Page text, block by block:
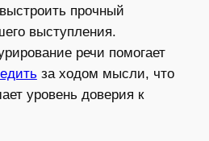
прочный
выступления.
речи помогает
за ходом мысли, что
уровень доверия к